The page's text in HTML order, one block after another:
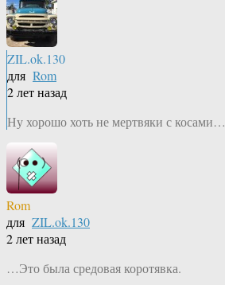
ZIL.ok.130
для Rom
2 лет назад
Ну хорошо хоть не мертвяки с косами…
Rom
для ZIL.ok.130
2 лет назад
…Это была средовая коротявка.